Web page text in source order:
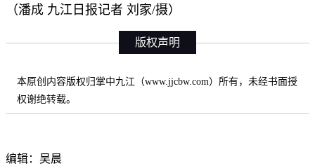
（潘成 九江日报记者 刘家/摄）
版权声明
本原创内容版权归掌中九江（www.jjcbw.com）所有，未经书面授
权谢绝转载。
编辑：吴晨